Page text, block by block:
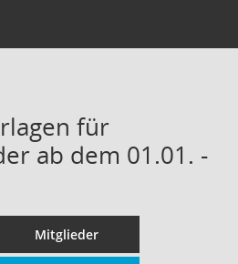
für
ab dem 01.01. -
Mitglieder